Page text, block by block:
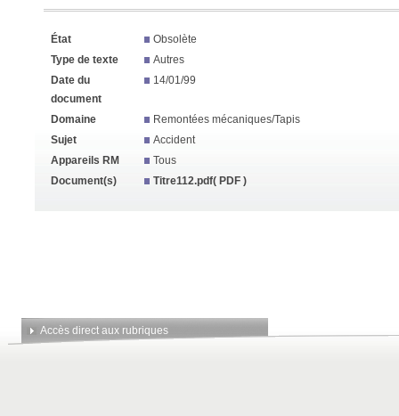
État
Obsolète
Type de texte
Autres
Date du
document
14/01/99
Domaine
Remontées mécaniques/Tapis
Sujet
Accident
Appareils RM
Tous
Document(s)
Titre112.pdf( PDF )
Accès direct aux rubriques